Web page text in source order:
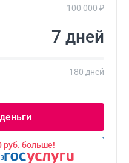
100 000 ₽
дней
180 дней
руб. больше!